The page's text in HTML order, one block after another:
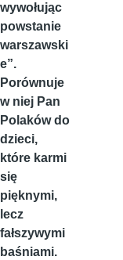
wywołując
powstanie
warszawski
e”.
Porównuje
w niej Pan
Polaków do
dzieci,
które karmi
się
pięknymi,
lecz
fałszywymi
baśniami.